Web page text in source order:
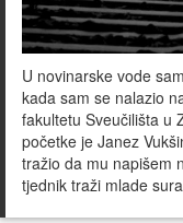
U novinarske vode
kada sam se nalazio
fakultetu Sveučilišta u
početke je Janez
tražio da mu napišem
tjednik traži mlade